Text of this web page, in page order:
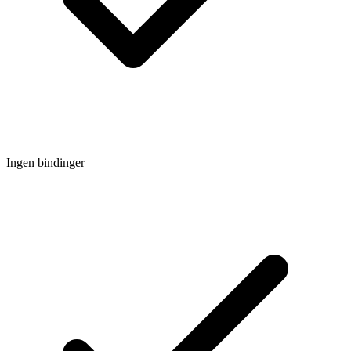
Ingen bindinger